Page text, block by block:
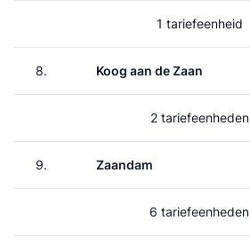
1 tariefeenheid
8. Koog aan de Zaan
2 tariefeenheden
9. Zaandam
6 tariefeenheden